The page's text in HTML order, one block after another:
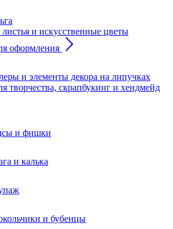
и искусственные цветы
оформления
и элементы декора на липучках
творчества, скрапбукинг и хендмейд
и фишки
и калька
и бубенцы